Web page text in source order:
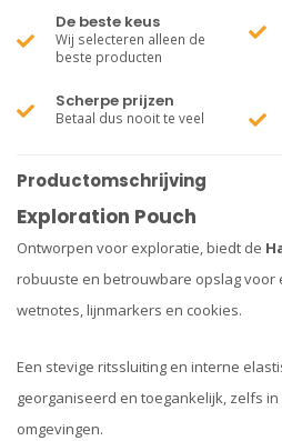
De beste keus
Wij selecteren alleen de
beste producten
Scherpe prijzen
Betaal dus nooit te veel
Productomschrijving
Exploration Pouch
Ontworpen voor exploratie, biedt de
robuuste en betrouwbare opslag voor
wetnotes, lijnmarkers en cookies.
Een stevige ritssluiting en interne
georganiseerd en toegankelijk, zelfs
omgevingen.